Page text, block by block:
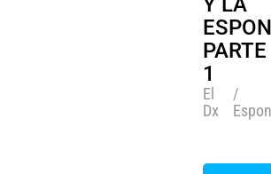
PARTE
1
El
Dx
/